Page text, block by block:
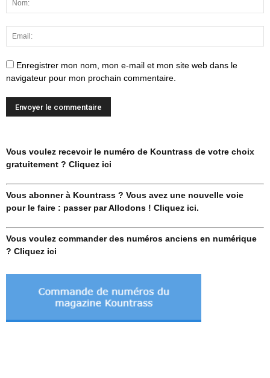
Enregistrer mon nom, mon e-mail et mon site web dans le
navigateur pour mon prochain commentaire.
Vous voulez recevoir le numéro de Kountrass de votre choix
gratuitement ? Cliquez ici
Vous abonner à Kountrass ? Vous avez une nouvelle voie
pour le faire : passer par Allodons ! Cliquez ici.
Vous voulez commander des numéros anciens en numérique
? Cliquez ici